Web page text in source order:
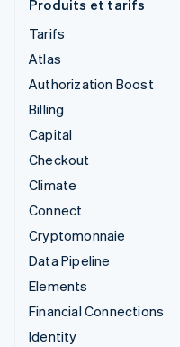
Produits et tarifs
Tarifs
Atlas
Authorization Boost
Billing
Capital
Checkout
Climate
Connect
Cryptomonnaie
Data Pipeline
Elements
Financial Connections
Identity